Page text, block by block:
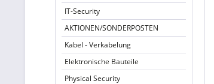
IT-Security
AKTIONEN/SONDERPOSTEN
Kabel - Verkabelung
Elektronische Bauteile
Physical Security